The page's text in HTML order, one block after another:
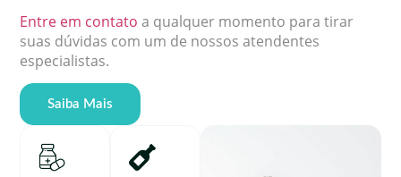
Entre em contato a qualquer momento para tirar
suas dúvidas com um de nossos atendentes
especialistas.
Saiba Mais